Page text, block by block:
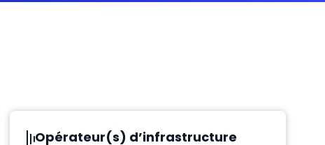
Opérateur(s) d’infrastructure